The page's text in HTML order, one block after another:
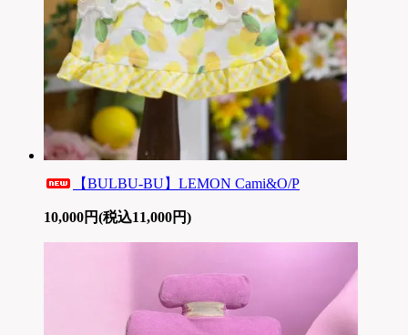
【BULBU-BU】LEMON Cami&O/P
10,000円(税込11,000円)